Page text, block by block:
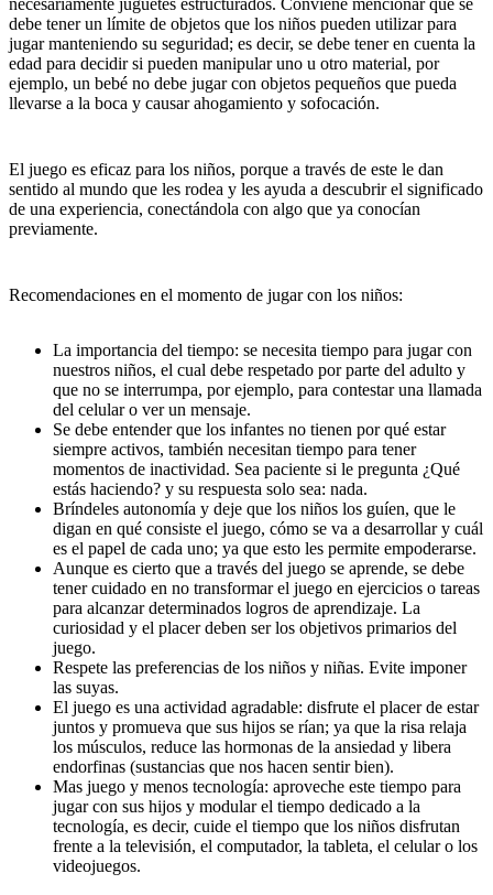
debe tener un límite de objetos que los niños pueden utilizar para
jugar manteniendo su seguridad; es decir, se debe tener en cuenta la
edad para decidir si pueden manipular uno u otro material, por
ejemplo, un bebé no debe jugar con objetos pequeños que pueda
llevarse a la boca y causar ahogamiento y sofocación.
El juego es eficaz para los niños, porque a través de este le dan
sentido al mundo que les rodea y les ayuda a descubrir el significado
de una experiencia, conectándola con algo que ya conocían
previamente.
Recomendaciones en el momento de jugar con los niños:
La importancia del tiempo: se necesita tiempo para jugar con
nuestros niños, el cual debe respetado por parte del adulto y
que no se interrumpa, por ejemplo, para contestar una llamada
del celular o ver un mensaje.
Se debe entender que los infantes no tienen por qué estar
siempre activos, también necesitan tiempo para tener
momentos de inactividad. Sea paciente si le pregunta ¿Qué
estás haciendo? y su respuesta solo sea: nada.
Bríndeles autonomía y deje que los niños los guíen, que le
digan en qué consiste el juego, cómo se va a desarrollar y cuál
es el papel de cada uno; ya que esto les permite empoderarse.
Aunque es cierto que a través del juego se aprende, se debe
tener cuidado en no transformar el juego en ejercicios o tareas
para alcanzar determinados logros de aprendizaje. La
curiosidad y el placer deben ser los objetivos primarios del
juego.
Respete las preferencias de los niños y niñas. Evite imponer
las suyas.
El juego es una actividad agradable: disfrute el placer de estar
juntos y promueva que sus hijos se rían; ya que la risa relaja
los músculos, reduce las hormonas de la ansiedad y libera
endorfinas (sustancias que nos hacen sentir bien).
Mas juego y menos tecnología: aproveche este tiempo para
jugar con sus hijos y modular el tiempo dedicado a la
tecnología, es decir, cuide el tiempo que los niños disfrutan
frente a la televisión, el computador, la tableta, el celular o los
videojuegos.